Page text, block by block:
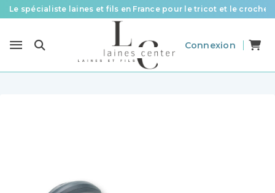
Le spécialiste laines et fils en France pour le tricot et le crochet
Livraison offerte à partir de 58 € d’achat
Connexion